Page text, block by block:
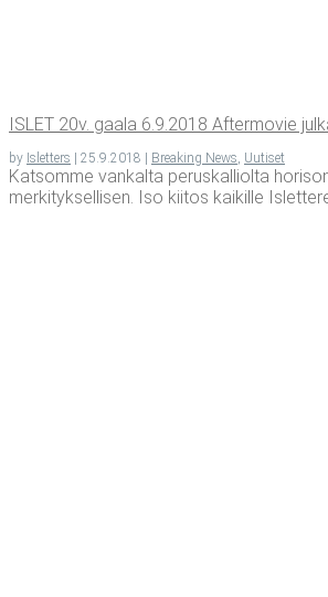
ISLET 20v. gaa­la 6.9.2018 After­mo­vie
by Isletters | 25.9.2018 | Breaking News Uutiset
Katsomme vankalta peruskalliolta
merkityksellisen. Iso kiitos kaikille